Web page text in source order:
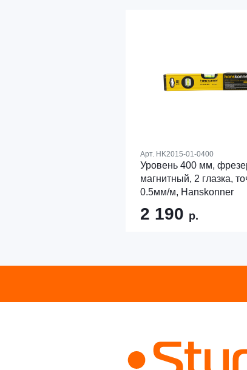
Арт. HK2015-01-0400
Уровень 400 мм,
магнитный, 2 глазка,
0.5мм/м, Hanskonner
2 190 р.